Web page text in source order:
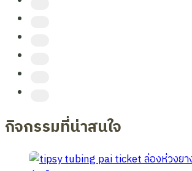
กิจกรรมที่น่าสนใจ